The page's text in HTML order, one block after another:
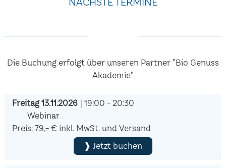
Die Buchung erfolgt über unseren Partner "Bio Genuss
Akademie"
Freitag 13.11.2026| 19:00 - 20:30
Webinar
Preis: 79,- € inkl. MwSt. und Versand
❱ Jetzt buchen